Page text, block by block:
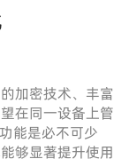
加密技术、丰富
在同一设备上管
能是必不可少
够显著提升使用